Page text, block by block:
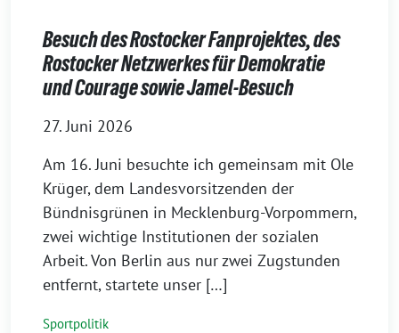
Besuch des Rostocker Fanprojektes, des
Rostocker Netzwerkes für Demokratie
und Courage sowie Jamel-Besuch
27. Juni 2026
Am 16. Juni besuchte ich gemeinsam mit Ole
Krüger, dem Landesvorsitzenden der
Bündnisgrünen in Mecklenburg-Vorpommern,
zwei wichtige Institutionen der sozialen
Arbeit. Von Berlin aus nur zwei Zugstunden
entfernt, startete unser […]
Sportpolitik